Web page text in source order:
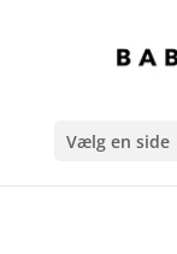
Vælg en side